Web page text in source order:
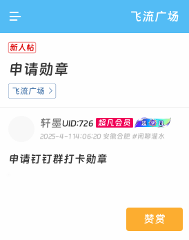
 飞流广场
新人帖
申请勋章
飞流广场 
轩墨UID:726 超凡会员
2025-4-1 14:06:20 安徽合肥 #闲聊灌水
申请钉钉群打卡勋章
赞赏